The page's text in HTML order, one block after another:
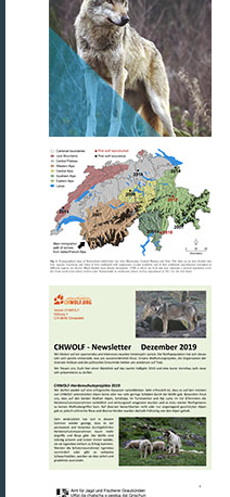
Stern Sein
Diciassette
Exhumator
Tigre et Buffle
Color of Heaven
Durch Schnitt
Mein Leben und der
Le retour des loups